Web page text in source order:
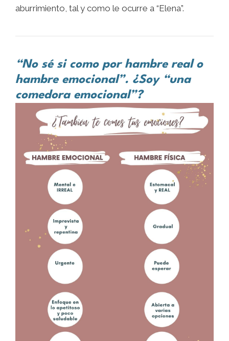
aburrimiento, tal y como le ocurre a “Elena”.
“No sé si como por hambre real o
hambre emocional”. ¿Soy “una
comedora emocional”?